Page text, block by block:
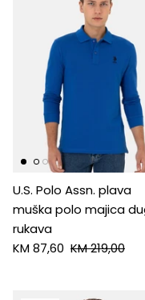
U.S. Polo Assn. plava
muška polo majica
rukava
KM 87,60 KM 219,00